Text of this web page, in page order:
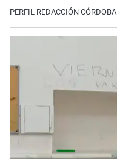
PERFIL REDACCIÓN CÓRDOBA